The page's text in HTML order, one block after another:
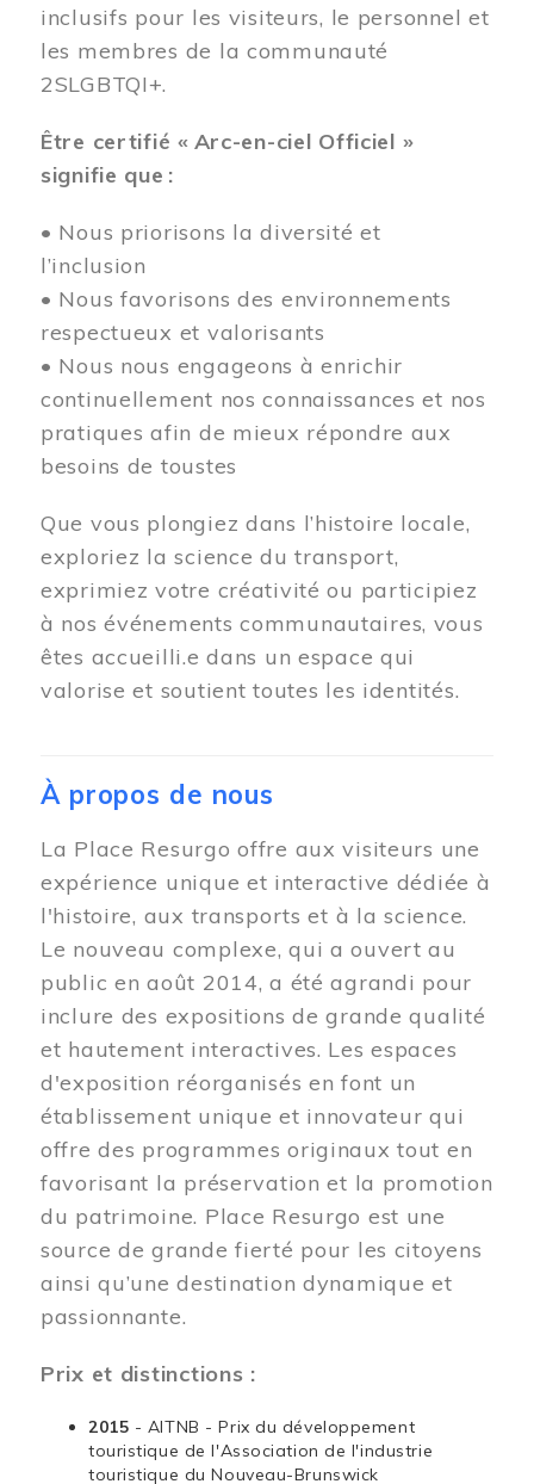
inclusifs pour les visiteurs, le personnel et
les membres de la communauté
2SLGBTQI+.
Être certifié « Arc-en-ciel Officiel »
signifie que :
• Nous priorisons la diversité et
l’inclusion
• Nous favorisons des environnements
respectueux et valorisants
• Nous nous engageons à enrichir
continuellement nos connaissances et nos
pratiques afin de mieux répondre aux
besoins de toustes
Que vous plongiez dans l’histoire locale,
exploriez la science du transport,
exprimiez votre créativité ou participiez
à nos événements communautaires, vous
êtes accueilli.e dans un espace qui
valorise et soutient toutes les identités.
À propos de nous
La Place Resurgo offre aux visiteurs une
expérience unique et interactive dédiée à
l'histoire, aux transports et à la science.
Le nouveau complexe, qui a ouvert au
public en août 2014, a été agrandi pour
inclure des expositions de grande qualité
et hautement interactives. Les espaces
d'exposition réorganisés en font un
établissement unique et innovateur qui
offre des programmes originaux tout en
favorisant la préservation et la promotion
du patrimoine. Place Resurgo est une
source de grande fierté pour les citoyens
ainsi qu’une destination dynamique et
passionnante.
Prix et distinctions :
2015 - AITNB - Prix du développement
touristique de l'Association de l'industrie
touristique du Nouveau-Brunswick